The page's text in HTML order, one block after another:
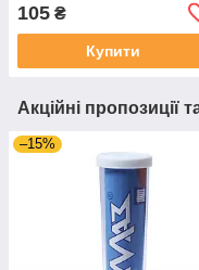
105 ₴
Купити
Акційні пропозиції
–15%